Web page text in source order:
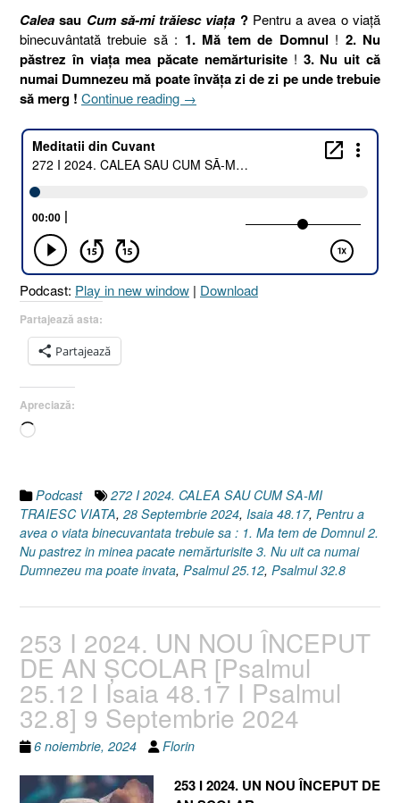
Calea sau Cum să-mi trăiesc viața ?Pentru a avea o viață
binecuvântată trebuie să : 1. Mă tem de Domnul ! 2. Nu
păstrez în viața mea păcate nemărturisite ! 3. Nu uit că
numai Dumnezeu mă poate învăța zi de zi pe unde trebuie
să merg ! Continue reading „272
2024.
CALEA
SAU
VIAȚA
[Psalmul
2024”
→
Podcast: Play in new window | Download
Partajează asta:
Partajează
Apreciază:
Încarc...
Podcast
272 I 2024. CALEA SAU CUM SA-MI
TRAIESC VIATA, 28 Septembrie 2024, Isaia 48.17, Pentru a
avea o viata binecuvantata trebuie sa : 1. Ma tem de Domnul 2.
Nu pastrez in minea pacate nemărturisite 3. Nu uit ca numai
Dumnezeu ma poate invata, Psalmul 25.12, Psalmul 32.8
253 I 2024. UN NOU ÎNCEPUT
DE AN ȘCOLAR [Psalmul
25.12 I Isaia 48.17 I Psalmul
32.8] 9 Septembrie 2024
6 noiembrie, 2024 Florin
253 I 2024. UN NOU ÎNCEPUT DE